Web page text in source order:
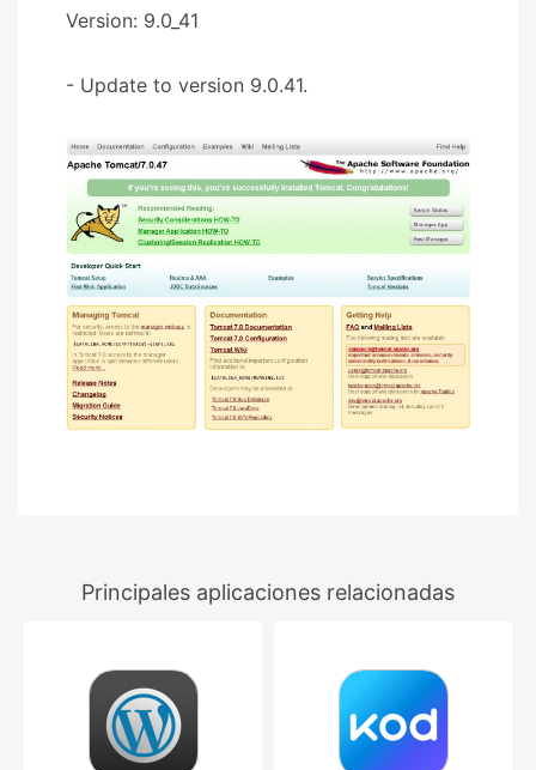
Version: 9.0_41
- Update to version 9.0.41.
Principales aplicaciones relacionadas